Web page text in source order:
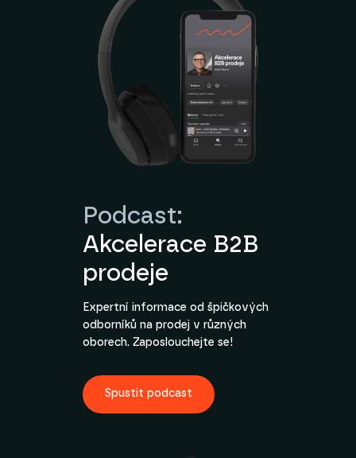
Podcast:
Akcelerace B2B
prodeje
Expertní informace od špičkových
odborníků na prodej v různých
oborech. Zaposlouchejte se!
Spustit podcast